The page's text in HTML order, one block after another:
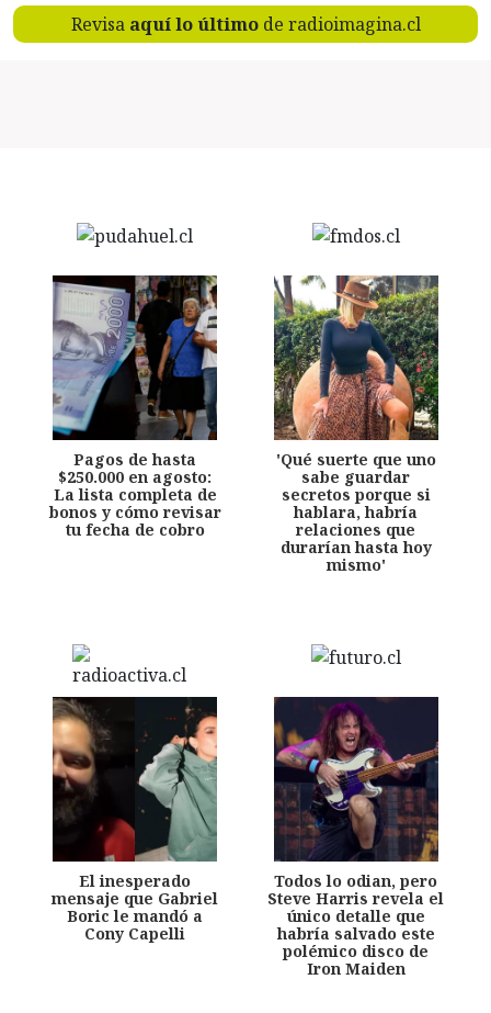
Revisa aquí lo últimode radioimagina.cl
Pagos de hasta
$250.000 en agosto:
La lista completa de
bonos y cómo revisar
tu fecha de cobro
'Qué suerte que uno
sabe guardar
secretos porque si
hablara, habría
relaciones que
durarían hasta hoy
mismo'
El inesperado
mensaje que Gabriel
Boric le mandó a
Cony Capelli
Todos lo odian, pero
Steve Harris revela el
único detalle que
habría salvado este
polémico disco de
Iron Maiden